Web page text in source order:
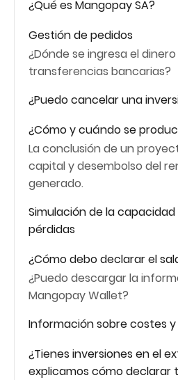
¿Qué es Mangopay SA?
Gestión de pedidos
¿Dónde se ingresa el
transferencias bancarias?
¿Puedo cancelar una
¿Cómo y cuándo se
La conclusión de un
capital y desembolso del
generado.
Simulación de la
pérdidas
¿Cómo debo declarar el
¿Puedo descargar la
Mangopay Wallet?
Información sobre costes
¿Tienes inversiones en el
explicamos cómo declarar